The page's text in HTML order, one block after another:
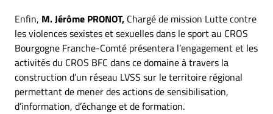
Enfin, M. Jérôme PRONOT, Chargé de mission Lutte contre
les violences sexistes et sexuelles dans le sport au CROS
Bourgogne Franche-Comté présentera l’engagement et les
activités du CROS BFC dans ce domaine à travers la
construction d’un réseau LVSS sur le territoire régional
permettant de mener des actions de sensibilisation,
d’information, d’échange et de formation.